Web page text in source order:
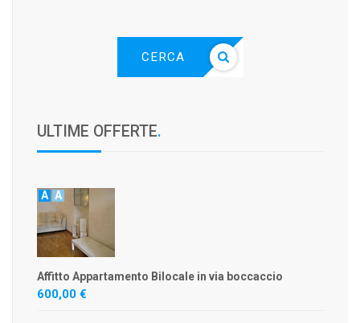
CERCA
ULTIME OFFERTE.
A A
Affitto Appartamento Bilocale in via boccaccio
600,00 €